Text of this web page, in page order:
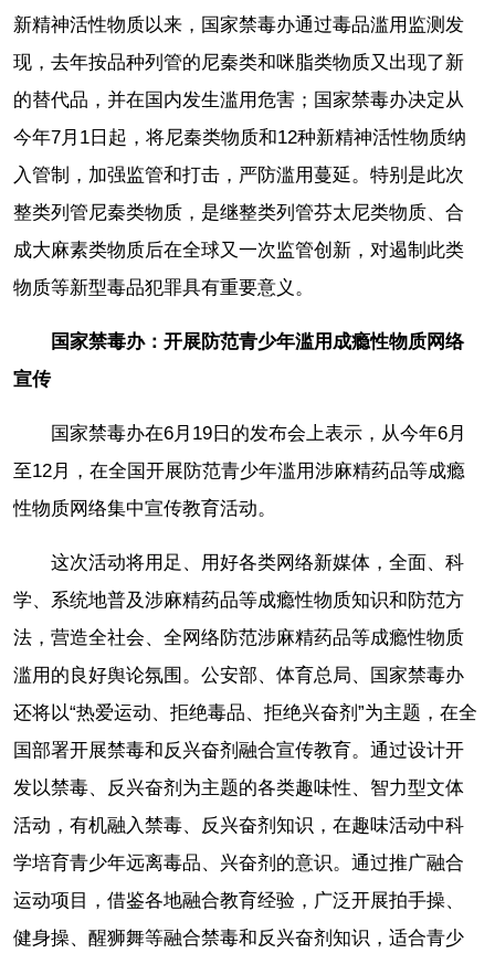
新精神活性物质以来，国家禁毒办通过毒品滥用监测发
现，去年按品种列管的尼秦类和咪脂类物质又出现了新
的替代品，并在国内发生滥用危害；国家禁毒办决定从
今年7月1日起，将尼秦类物质和12种新精神活性物质纳
入管制，加强监管和打击，严防滥用蔓延。特别是此次
整类列管尼秦类物质，是继整类列管芬太尼类物质、合
成大麻素类物质后在全球又一次监管创新，对遏制此类
物质等新型毒品犯罪具有重要意义。
国家禁毒办：开展防范青少年滥用成瘾性物质网络
宣传
国家禁毒办在6月19日的发布会上表示，从今年6月
至12月，在全国开展防范青少年滥用涉麻精药品等成瘾
性物质网络集中宣传教育活动。
这次活动将用足、用好各类网络新媒体，全面、科
学、系统地普及涉麻精药品等成瘾性物质知识和防范方
法，营造全社会、全网络防范涉麻精药品等成瘾性物质
滥用的良好舆论氛围。公安部、体育总局、国家禁毒办
还将以“热爱运动、拒绝毒品、拒绝兴奋剂”为主题，在全
国部署开展禁毒和反兴奋剂融合宣传教育。通过设计开
发以禁毒、反兴奋剂为主题的各类趣味性、智力型文体
活动，有机融入禁毒、反兴奋剂知识，在趣味活动中科
学培育青少年远离毒品、兴奋剂的意识。通过推广融合
运动项目，借鉴各地融合教育经验，广泛开展拍手操、
健身操、醒狮舞等融合禁毒和反兴奋剂知识，适合青少